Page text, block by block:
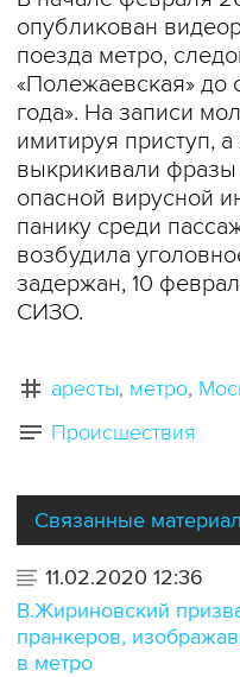
опубликован
поезда метро,
«Полежаевская» до
года». На записи
имитируя приступ,
выкрикивали
опасной вирусной
панику среди
возбудила
задержан, 10
СИЗО.
аресты метро
Происшествия
Связанные
11.02.2020 12:36
В.Жириновский
пранкеров,
в метро